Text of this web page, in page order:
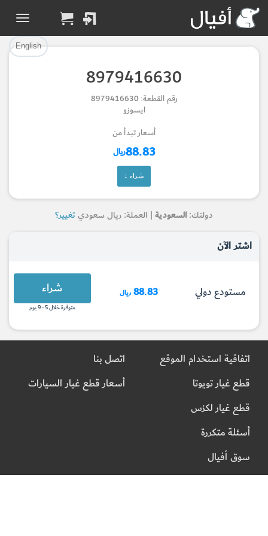
English
8979416630
رقم القطعة: 8979416630
ايسوزو
أسعار تبدأ من
88.83ريال
شراء ↓
دولتك: السعودية | العملة: ريال سعوديتغيير؟
اشتر الآن
مستودع دولي 88.83 ريال شراء
متوفرة خلال 5 - 9 يوم
تم إضافة القطعة بنجاح.
الرجوع لصفحة البحث
Part Successfully
Selected
Return to Search Page
تم إضافة القطعة للسلة بنجاح.
إتمام عملية الشراء
Part Added to Cart
Checkout
اتفاقية استخدام الموقع
قطع غيار تويوتا
قطع غيار لكزس
أسئلة متكررة
سوق أفيال
اتصل بنا
أسعار قطع غيار السيارات